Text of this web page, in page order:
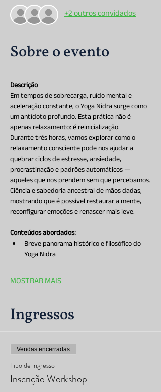
+2 outros convidados
Sobre o evento
Descrição
Em tempos de sobrecarga, ruído mental e
aceleração constante, o Yoga Nidra surge como
um antídoto profundo. Esta prática não é
apenas relaxamento: é reinicialização.
Durante três horas, vamos explorar como o
relaxamento consciente pode nos ajudar a
quebrar ciclos de estresse, ansiedade,
procrastinação e padrões automáticos —
aqueles que nos prendem sem que percebamos.
Ciência e sabedoria ancestral de mãos dadas,
mostrando que é possível restaurar a mente,
reconfigurar emoções e renascer mais leve.
Conteúdos abordados:
Breve panorama histórico e filosófico do
Yoga Nidra
MOSTRAR MAIS
Ingressos
Vendas encerradas
Tipo de ingresso
Inscrição Workshop